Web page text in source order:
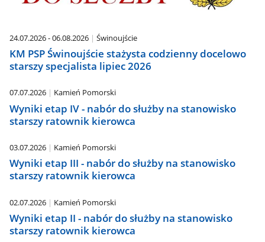
24.07.2026 - 06.08.2026 Świnoujście
KM PSP Świnoujście stażysta codzienny docelowo
starszy specjalista lipiec 2026
07.07.2026 Kamień Pomorski
Wyniki etap IV - nabór do służby na stanowisko
starszy ratownik kierowca
03.07.2026 Kamień Pomorski
Wyniki etap III - nabór do służby na stanowisko
starszy ratownik kierowca
02.07.2026 Kamień Pomorski
Wyniki etap II - nabór do służby na stanowisko
starszy ratownik kierowca